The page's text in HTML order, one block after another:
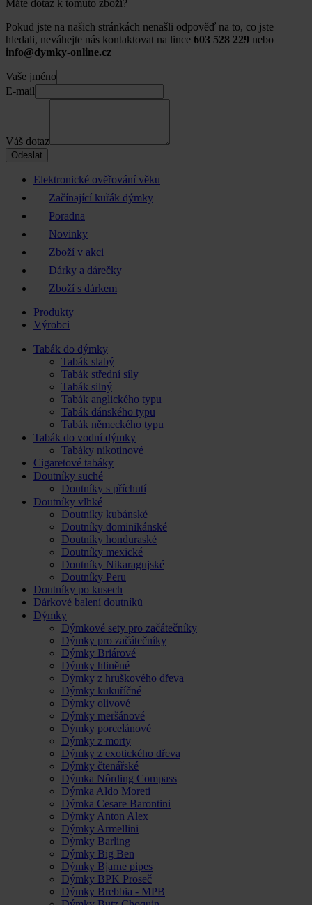
Máte dotaz k tomuto zboží?
Pokud jste na našich stránkách nenašli odpověď na to, co jste
hledali, neváhejte nás kontaktovat na lince 603 528 229 nebo
info@dymky-online.cz
Vaše jméno
E-mail
Váš dotaz
Odeslat
Elektronické ověřování věku
Začínající kuřák dýmky
Poradna
Novinky
Zboží v akci
Dárky a dárečky
Zboží s dárkem
Produkty
Výrobci
Tabák do dýmky
Tabák slabý
Tabák střední síly
Tabák silný
Tabák anglického typu
Tabák dánského typu
Tabák německého typu
Tabák do vodní dýmky
Tabáky nikotinové
Cigaretové tabáky
Doutníky suché
Doutníky s příchutí
Doutníky vlhké
Doutníky kubánské
Doutníky dominikánské
Doutníky honduraské
Doutníky mexické
Doutníky Nikaragujské
Doutníky Peru
Doutníky po kusech
Dárkové balení doutníků
Dýmky
Dýmkové sety pro začátečníky
Dýmky pro začátečníky
Dýmky Briárové
Dýmky hliněné
Dýmky z hruškového dřeva
Dýmky kukuříčné
Dýmky olivové
Dýmky meršánové
Dýmky porcelánové
Dýmky z morty
Dýmky z exotického dřeva
Dýmky čtenářské
Dýmka Nôrding Compass
Dýmka Aldo Moreti
Dýmka Cesare Barontini
Dýmky Anton Alex
Dýmky Armellini
Dýmky Barling
Dýmky Big Ben
Dýmky Bjarne pipes
Dýmky BPK Proseč
Dýmky Brebbia - MPB